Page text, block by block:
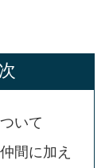
いて
間に加え